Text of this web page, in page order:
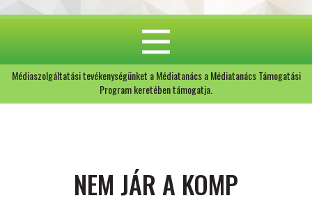
Médiaszolgáltatási tevékenységünket a Médiatanács a Médiatanács Támogatási
Program keretében támogatja.
NEM JÁR A KOMP